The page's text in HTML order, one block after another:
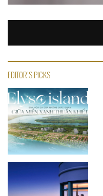
EDITOR'S PICKS